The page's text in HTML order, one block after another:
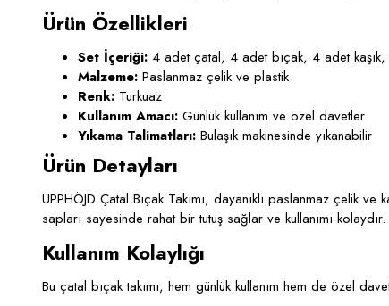
Ürün Özellikleri
Set İçeriği: 4 adet çatal, 4 adet bıçak, 4 adet kaşık,
Malzeme: Paslanmaz çelik ve plastik
Renk: Turkuaz
Kullanım Amacı: Günlük kullanım ve özel davetler
Yıkama Talimatları: Bulaşık makinesinde yıkanabilir
Ürün Detayları
UPPHÖJD Çatal Bıçak Takımı, dayanıklı paslanmaz çelik
sapları sayesinde rahat bir tutuş sağlar ve kullanımı kolaydır.
Kullanım Kolaylığı
Bu çatal bıçak takımı, hem günlük kullanım hem de özel